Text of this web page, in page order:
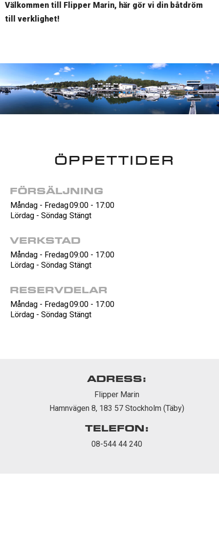
Välkommen till Flipper Marin, här gör vi din båtdröm
till verklighet!
ÖPPETTIDER
FÖRSÄLJNING
Måndag - Fredag09:00 - 17:00
Lördag - Söndag Stängt
VERKSTAD
Måndag - Fredag09:00 - 17:00
Lördag - Söndag Stängt
RESERVDELAR
Måndag - Fredag09:00 - 17:00
Lördag - Söndag Stängt
ADRESS:
Flipper Marin
Hamnvägen 8, 183 57 Stockholm (Täby)
TELEFON:
08-544 44 240